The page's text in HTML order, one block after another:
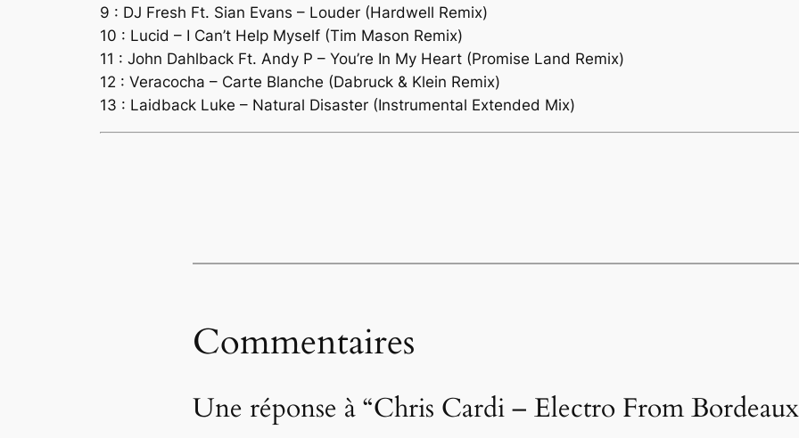
9 : DJ Fresh Ft. Sian Evans – Louder (Hardwell Remix)
10 : Lucid – I Can’t Help Myself (Tim Mason Remix)
11 : John Dahlback Ft. Andy P – You’re In My Heart (Promise Land Remix)
12 : Veracocha – Carte Blanche (Dabruck & Klein Remix)
13 : Laidback Luke – Natural Disaster (Instrumental Extended Mix)
Commentaires
Une réponse à “Chris Cardi – Electro From